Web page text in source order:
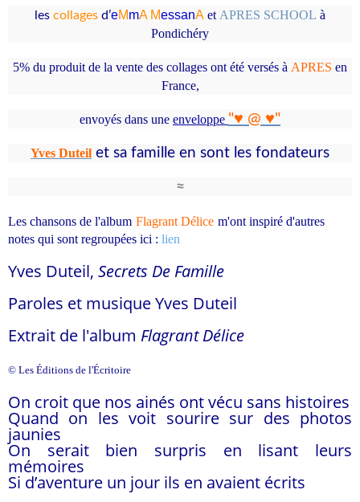
les collages d’eMmA MessanA et APRES SCHOOL à
Pondichéry
5% du produit de la vente des collages ont été versés à APRES en
France,
envoyés dans une enveloppe "♥ @ ♥"
Yves Duteil et sa famille en sont les fondateurs
≈
Les chansons de l'album Flagrant Délice m'ont inspiré d'autres
notes qui sont regroupées ici : lien
Yves Duteil, Secrets De Famille
Paroles et musique Yves Duteil
Extrait de l'album Flagrant Délice
© Les Éditions de l'Écritoire
On croit que nos ainés ont vécu sans histoires
Quand on les voit sourire sur des photos
jaunies
On serait bien surpris en lisant leurs
mémoires
Si d’aventure un jour ils en avaient écrits